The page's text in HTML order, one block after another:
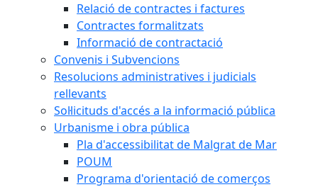
Relació de contractes i factures
Contractes formalitzats
Informació de contractació
Convenis i Subvencions
Resolucions administratives i judicials
rellevants
Sol·licituds d'accés a la informació pública
Urbanisme i obra pública
Pla d'accessibilitat de Malgrat de Mar
POUM
Programa d'orientació de comerços